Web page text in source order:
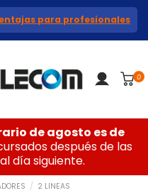
para profesionales
0
de agosto es de
después de las
día siguiente.
2 LINEAS